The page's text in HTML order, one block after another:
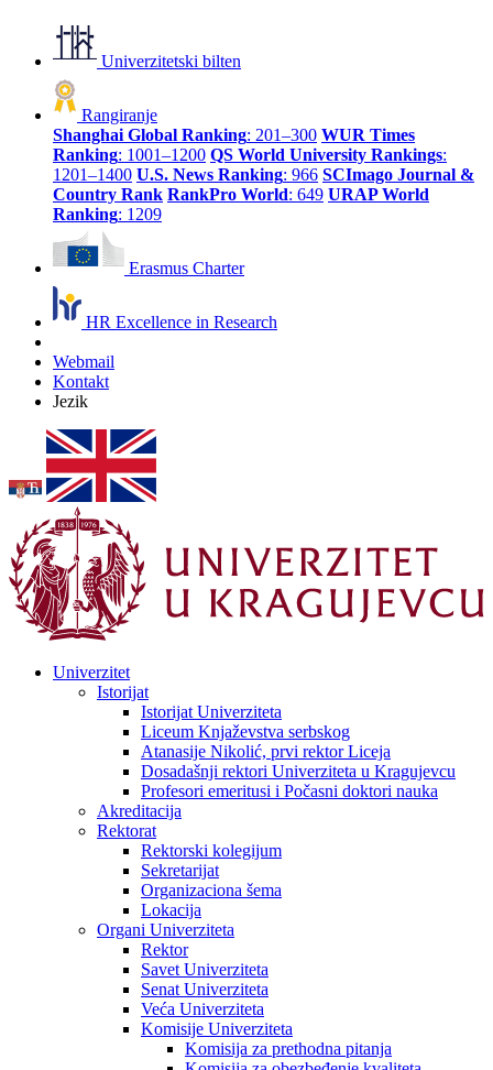
Univerzitetski bilten
Rangiranje
Shanghai Global Ranking: 201–300 WUR Times
Ranking: 1001–1200 QS World University Rankings:
1201–1400 U.S. News Ranking: 966 SCImago Journal &
Country Rank RankPro World: 649 URAP World
Ranking: 1209
Erasmus Charter
HR Excellence in Research
Webmail
Kontakt
Jezik
Univerzitet
Istorijat
Istorijat Univerziteta
Liceum Knjaževstva serbskog
Atanasije Nikolić, prvi rektor Liceja
Dosadašnji rektori Univerziteta u Kragujevcu
Profesori emeritusi i Počasni doktori nauka
Akreditacija
Rektorat
Rektorski kolegijum
Sekretarijat
Organizaciona šema
Lokacija
Organi Univerziteta
Rektor
Savet Univerziteta
Senat Univerziteta
Veća Univerziteta
Komisije Univerziteta
Komisija za prethodna pitanja